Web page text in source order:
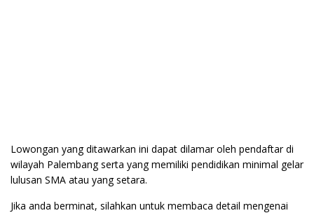
Lowongan yang ditawarkan ini dapat dilamar oleh pendaftar di
wilayah Palembang serta yang memiliki pendidikan minimal gelar
lulusan SMA atau yang setara.
Jika anda berminat, silahkan untuk membaca detail mengenai